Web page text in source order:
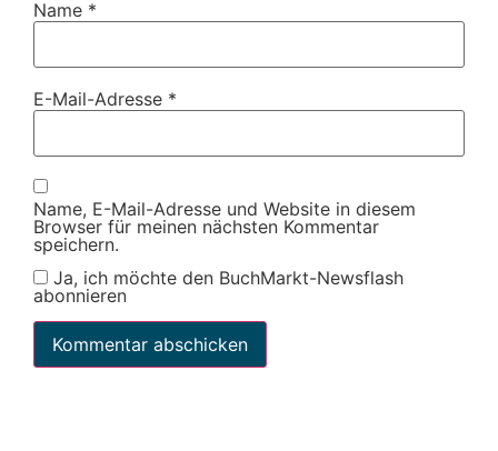
Name *
E-Mail-Adresse *
Name, E-Mail-Adresse und Website in diesem
Browser für meinen nächsten Kommentar
speichern.
Ja, ich möchte den BuchMarkt-Newsflash
abonnieren